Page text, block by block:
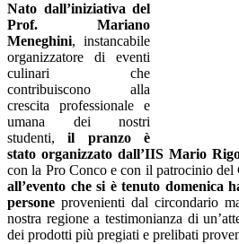
Nato dall’iniziativa del
Prof. Mariano
Meneghini, instancabile
organizzatore di eventi
culinari che
contribuiscono alla
crescita professionale e
umana dei nostri
studenti,il pranzo è
stato organizzato dall’IIS Mario
con la Pro Conco e con il patrocinio
all’evento che si è tenuto domenica
persone provenienti dal circondario
nostra regione a testimonianza di
dei prodotti più pregiati e prelibati